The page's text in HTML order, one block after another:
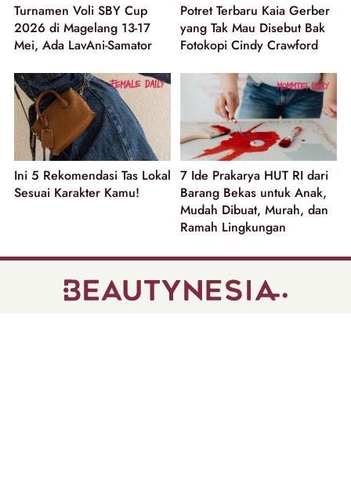
Turnamen Voli SBY Cup
2026 di Magelang 13-17
Mei, Ada LavAni-Samator
Potret Terbaru Kaia Gerber
yang Tak Mau Disebut Bak
Fotokopi Cindy Crawford
Ini 5 Rekomendasi Tas Lokal
Sesuai Karakter Kamu!
7 Ide Prakarya HUT RI dari
Barang Bekas untuk Anak,
Mudah Dibuat, Murah, dan
Ramah Lingkungan